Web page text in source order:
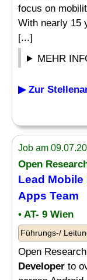
focus on
With nearly 15
[...]
MEHR
▶ Zur
Job am
Open
Lead Mobile
Apps Team
• AT- 9 Wien
Führungs-/
Open
Developer to